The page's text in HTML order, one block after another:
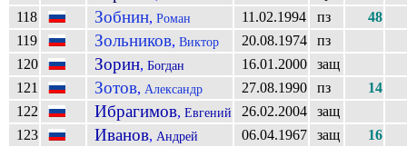
118
Зобнин, Роман 11.02.1994 пз
48
119
Зольников, Виктор 20.08.1974
пз
120
Зорин, Богдан 16.01.2000
защ
121
Зотов, Александр 27.08.1990 пз
14
122
Ибрагимов, Евгений 26.02.2004
защ
123
Иванов, Андрей 06.04.1967 защ
16